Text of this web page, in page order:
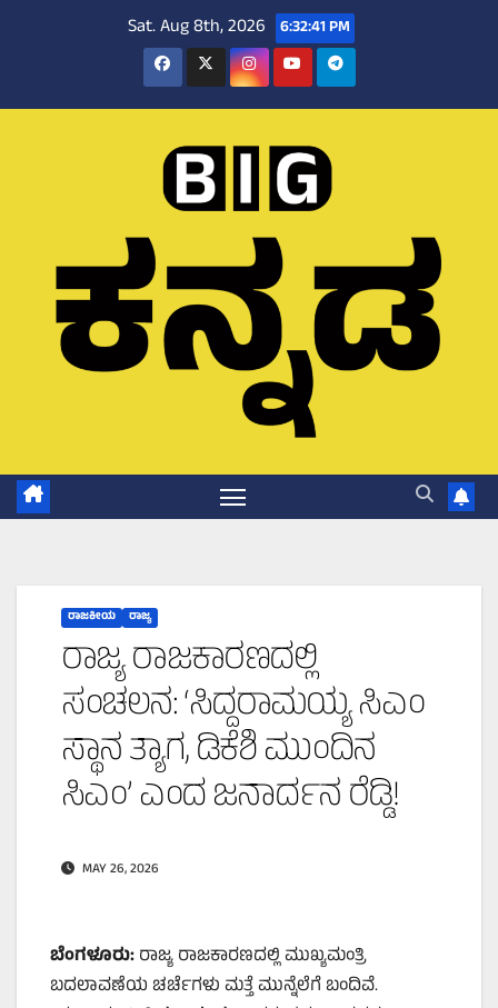
Sat. Aug 8th, 2026 6:32:42 PM
ರಾಜಕೀಯ ರಾಜ್ಯ
ರಾಜ್ಯ ರಾಜಕಾರಣದಲ್ಲಿ
ಸಂಚಲನ: ‘ಸಿದ್ದರಾಮಯ್ಯ ಸಿಎಂ
ಸ್ಥಾನ ತ್ಯಾಗ, ಡಿಕೆಶಿ ಮುಂದಿನ
ಸಿಎಂ’ ಎಂದ ಜನಾರ್ದನ ರೆಡ್ಡಿ!
MAY 26, 2026
ಬೆಂಗಳೂರು:ರಾಜ್ಯ ರಾಜಕಾರಣದಲ್ಲಿ ಮುಖ್ಯಮಂತ್ರಿ
ಬದಲಾವಣೆಯ ಚರ್ಚೆಗಳು ಮತ್ತೆ ಮುನ್ನೆಲೆಗೆ ಬಂದಿವೆ.